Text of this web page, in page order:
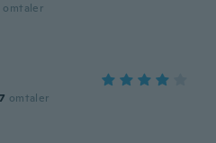
omtaler
omtaler